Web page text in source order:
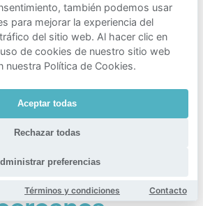
Gesundbrunnen
Wedding
Plänterwald
también podemos usar
para mejorar la experiencia del
del sitio web. Al hacer clic en
de cookies de nuestro sitio web
nuestra Política de Cookies.
Aceptar todas
Rechazar todas
preferencias
Términos y condiciones Contacto